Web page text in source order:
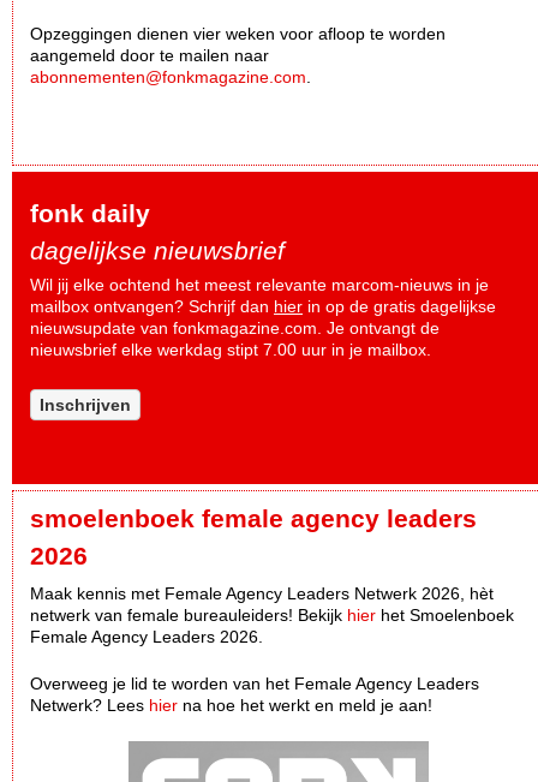
Opzeggingen dienen vier weken voor afloop te worden
aangemeld door te mailen naar
abonnementen@fonkmagazine.com
fonk daily
dagelijkse nieuwsbrief
Wil jij elke ochtend het meest relevante marcom-nieuws in je
mailbox ontvangen? Schrijf dan hier in op de gratis dagelijkse
nieuwsupdate van fonkmagazine.com. Je ontvangt de
nieuwsbrief elke werkdag stipt 7.00 uur in je mailbox.
Inschrijven
smoelenboek female agency leaders
2026
Maak kennis met Female Agency Leaders Netwerk 2026, hèt
netwerk van female bureauleiders! Bekijk hier het Smoelenboek
Female Agency Leaders 2026.
Overweeg je lid te worden van het Female Agency Leaders
Netwerk? Lees hier na hoe het werkt en meld je aan!